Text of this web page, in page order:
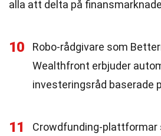
alla att delta på
10
Robo-rådgivare som
Wealthfront erbjuder
investeringsråd baserade
11
Crowdfunding-